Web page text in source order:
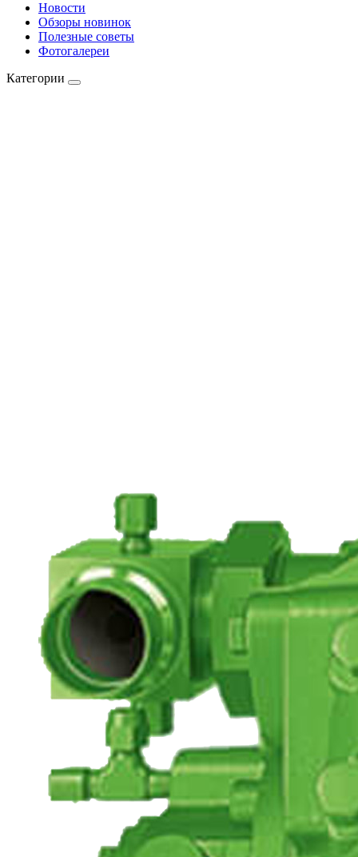
Новости
Обзоры новинок
Полезные советы
Фотогалереи
Категории